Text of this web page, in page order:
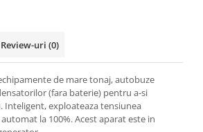
Review-uri (0)
de mare tonaj, autobuze
(fara baterie) pentru a-si
exploateaza tensiunea
la 100%. Acest aparat este in